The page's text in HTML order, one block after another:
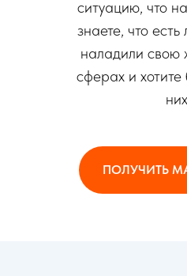
ситуацию, что
знаете, что
наладили свою
сферах и
них
ПОЛУЧИТЬ